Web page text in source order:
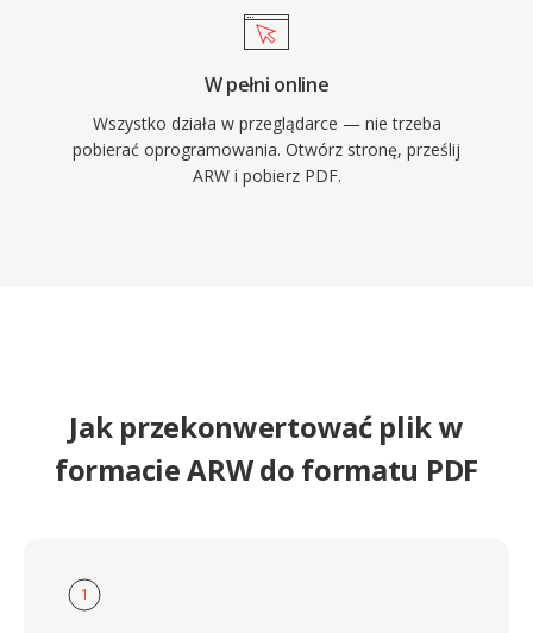
W pełni online
Wszystko działa w przeglądarce — nie trzeba
pobierać oprogramowania. Otwórz stronę, prześlij
ARW i pobierz PDF.
Jak przekonwertować plik w
formacie ARW do formatu PDF
1